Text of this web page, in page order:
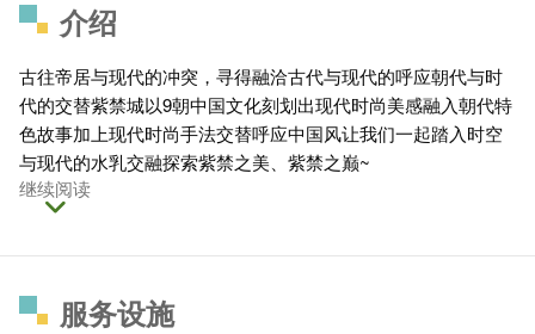
介绍
古往帝居与现代的冲突，寻得融洽古代与现代的呼应朝代与时
代的交替紫禁城以9朝中国文化刻划出现代时尚美感融入朝代特
色故事加上现代时尚手法交替呼应中国风让我们一起踏入时空
与现代的水乳交融探索紫禁之美、紫禁之巅~
继续阅读
服务设施